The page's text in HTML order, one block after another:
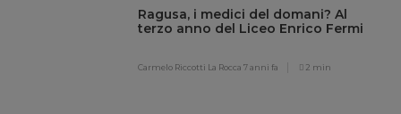
Ragusa, i medici del domani? Al
terzo anno del Liceo Enrico Fermi
Carmelo Riccotti La Rocca7 anni fa 2 min